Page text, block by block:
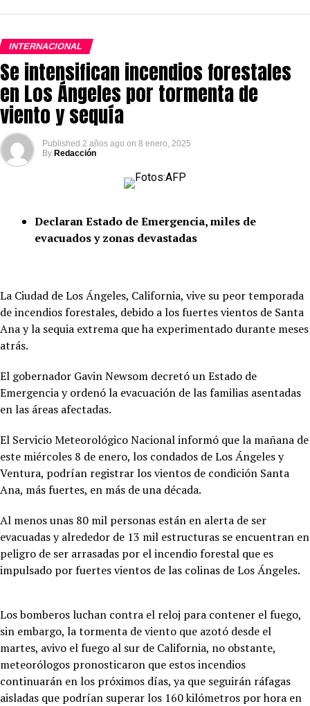
INTERNACIONAL
Se intensifican incendios forestales
en Los Ángeles por tormenta de
viento y sequía
Published 2 años ago on 8 enero, 2025
By Redacción
Declaran Estado de Emergencia, miles de
evacuados y zonas devastadas
La Ciudad de Los Ángeles, California, vive su peor temporada
de incendios forestales, debido a los fuertes vientos de Santa
Ana y la sequia extrema que ha experimentado durante meses
atrás.
El gobernador Gavin Newsom decretó un Estado de
Emergencia y ordenó la evacuación de las familias asentadas
en las áreas afectadas.
El Servicio Meteorológico Nacional informó que la mañana de
este miércoles 8 de enero, los condados de Los Ángeles y
Ventura, podrían registrar los vientos de condición Santa
Ana, más fuertes, en más de una década.
Al menos unas 80 mil personas están en alerta de ser
evacuadas y alrededor de 13 mil estructuras se encuentran en
peligro de ser arrasadas por el incendio forestal que es
impulsado por fuertes vientos de las colinas de Los Ángeles.
Los bomberos luchan contra el reloj para contener el fuego,
sin embargo, la tormenta de viento que azotó desde el
martes, avivo el fuego al sur de California, no obstante,
meteorólogos pronosticaron que estos incendios
continuarán en los próximos días, ya que seguirán ráfagas
aisladas que podrían superar los 160 kilómetros por hora en